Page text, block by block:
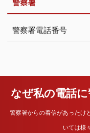
警察署電話番号
なぜ私の電話
警察署からの着信があったけ
いては様